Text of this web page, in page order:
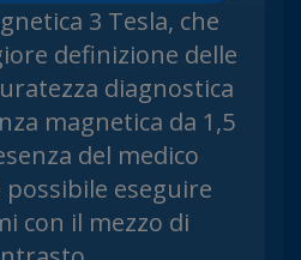
3 Tesla, che
definizione delle
diagnostica
magnetica da 1,5
del medico
possibile eseguire
con il mezzo di